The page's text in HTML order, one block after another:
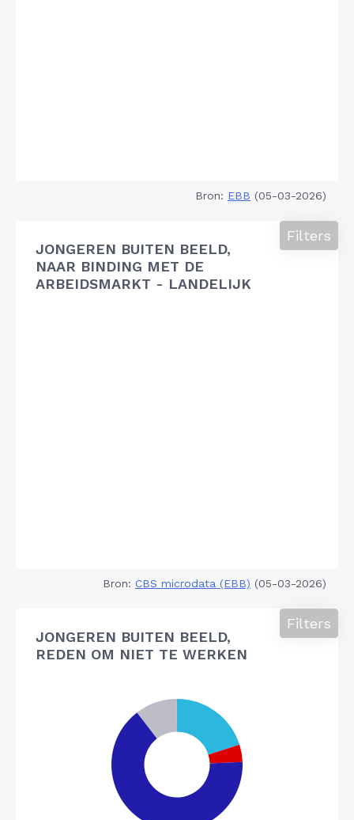
Bron: EBB (05-03-2026)
JONGEREN BUITEN BEELD,
NAAR BINDING MET DE
ARBEIDSMARKT - LANDELIJK
Filters
Bron: CBS microdata (EBB) (05-03-2026)
JONGEREN BUITEN BEELD,
REDEN OM NIET TE WERKEN
Filters